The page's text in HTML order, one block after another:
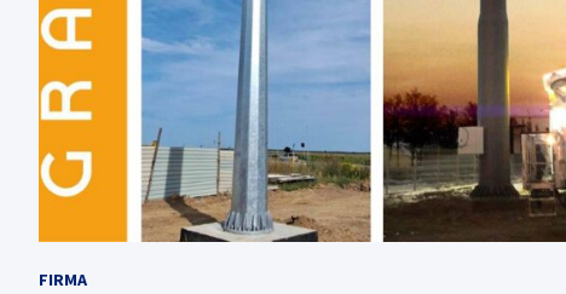
FIRMA